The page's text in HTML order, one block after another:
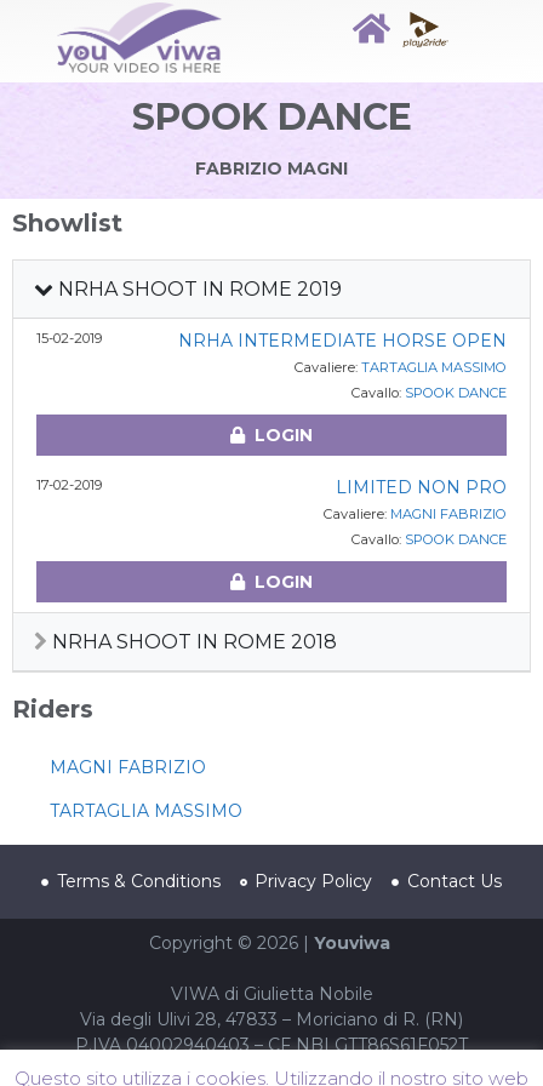
SPOOK DANCE
FABRIZIO MAGNI
Showlist
NRHA SHOOT IN ROME 2019
15-02-2019 NRHA INTERMEDIATE HORSE OPEN
Cavaliere: TARTAGLIA MASSIMO
Cavallo: SPOOK DANCE
LOGIN
17-02-2019 LIMITED NON PRO
Cavaliere: MAGNI FABRIZIO
Cavallo: SPOOK DANCE
LOGIN
NRHA SHOOT IN ROME 2018
Riders
MAGNI FABRIZIO
TARTAGLIA MASSIMO
Terms & Conditions Privacy Policy Contact Us
Copyright © 2026 | Youviwa
VIWA di Giulietta Nobile
Via degli Ulivi 28, 47833 – Moriciano di R. (RN)
P.IVA 04002940403 – CF NBLGTT86S61F052T
Questo sito utilizza i cookies. Utilizzando il nostro sito web